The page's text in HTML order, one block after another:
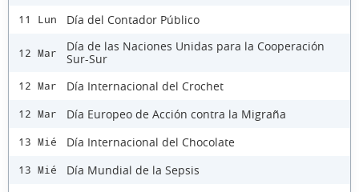
11 Lun Día del Contador Público
12 Mar
Día de las Naciones Unidas para la Cooperación
Sur-Sur
12 Mar Día Internacional del Crochet
12 Mar Día Europeo de Acción contra la Migraña
13 Mié Día Internacional del Chocolate
13 Mié
Día Mundial de la Sepsis